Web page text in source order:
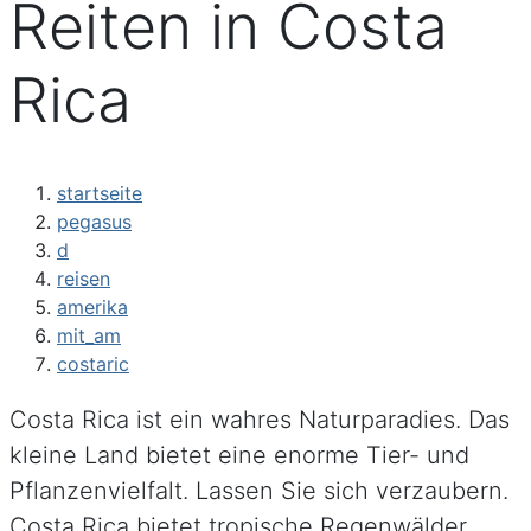
Reiten in Costa
Rica
startseite
pegasus
d
reisen
amerika
mit_am
costaric
Costa Rica ist ein wahres Naturparadies. Das
kleine Land bietet eine enorme Tier- und
Pflanzenvielfalt. Lassen Sie sich verzaubern.